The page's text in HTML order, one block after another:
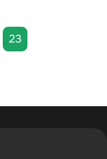
23